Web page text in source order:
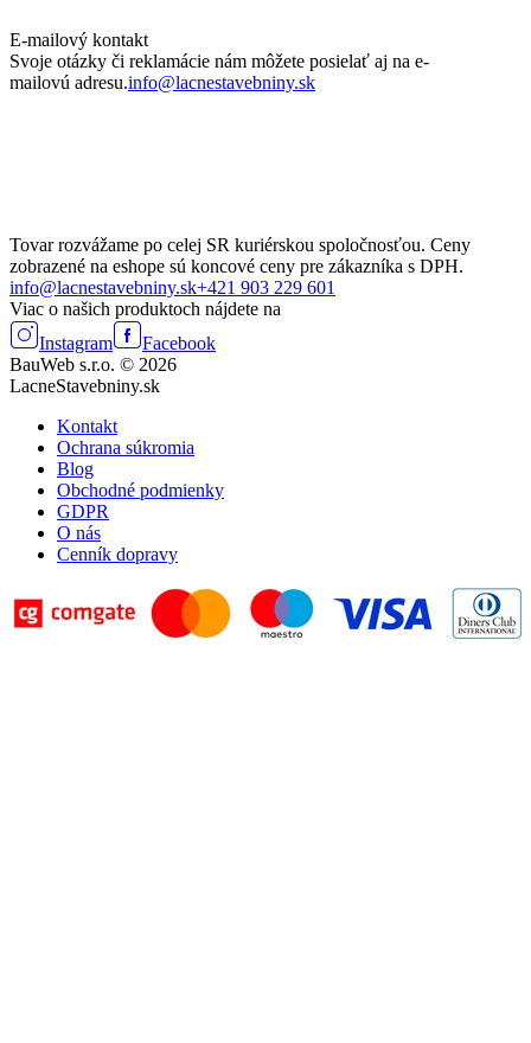
E-mailový kontakt
Svoje otázky či reklamácie nám môžete posielať aj na e-
mailovú adresu.info@lacnestavebniny.sk
Tovar rozvážame po celej SR kuriérskou spoločnosťou. Ceny
zobrazené na eshope sú koncové ceny pre zákazníka s DPH.
info@lacnestavebniny.sk+421 903 229 601
Viac o našich produktoch nájdete na
Instagram
Facebook
BauWeb s.r.o. © 2026
LacneStavebniny.sk
Kontakt
Ochrana súkromia
Blog
Obchodné podmienky
GDPR
O nás
Cenník dopravy